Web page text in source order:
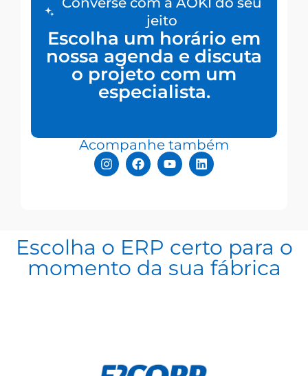
jeito
Escolha um horário em
nossa agenda e discuta
o projeto com um
especialista.
Acompanhe também
Escolha o ERP certo para o
momento da sua fábrica